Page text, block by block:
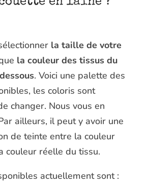
la taille de votre
la couleur des tissus du
. Voici une palette des
les coloris sont
changer. Nous vous en
ailleurs, il peut y avoir une
de teinte entre la couleur
couleur réelle du tissu.
actuellement sont :